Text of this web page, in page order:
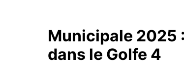
Municipale 2025
dans le Golfe 4